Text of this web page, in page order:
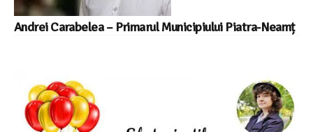
Andrei Carabelea – Primarul Municipiului Piatra-Neamț